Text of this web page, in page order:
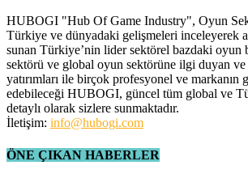
HUBOGI "Hub Of Game Industry", Oyun
Türkiye ve dünyadaki gelişmeleri inceleyerek
sunan Türkiye’nin lider sektörel bazdaki
sektörü ve global oyun sektörüne ilgi duyan
yatırımları ile birçok profesyonel ve
edebileceği HUBOGI, güncel tüm global ve
detaylı olarak sizlere sunmaktadır.
İletişim: info@hubogi.com
ÖNE ÇIKAN HABERLER